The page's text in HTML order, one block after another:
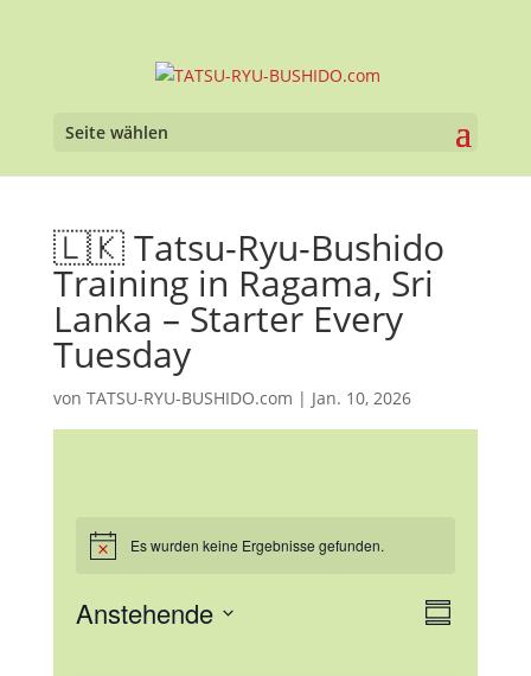
Seite wählen
🇱🇰 Tatsu-Ryu-Bushido
Training in Ragama, Sri
Lanka – Starter Every
Tuesday
von TATSU-RYU-BUSHIDO.com | Jan. 10, 2026
HinweisEs wurden keine Ergebnisse gefunden.
Anstehende